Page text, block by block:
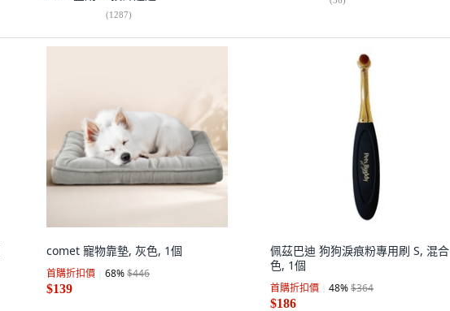
(1287)
comet 寵物靠墊, 灰色, 1個
首購折扣價 68%$446
$139
佩茲巴迪 狗狗淚痕粉專用刷 S, 混合
色, 1個
首購折扣價 48%$364
$186